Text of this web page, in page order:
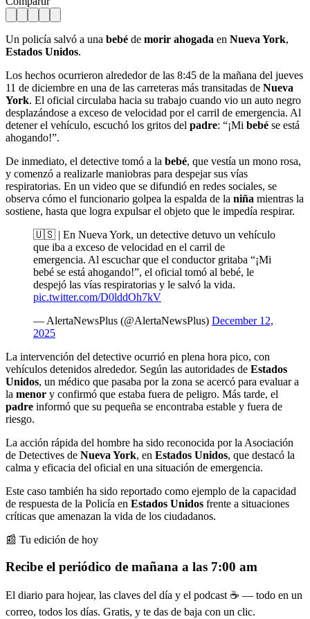
Un policía salvó a una bebé de morir ahogada en Nueva York,
Estados Unidos.
Los hechos ocurrieron alrededor de las 8:45 de la mañana del jueves
11 de diciembre en una de las carreteras más transitadas de Nueva
York. El oficial circulaba hacia su trabajo cuando vio un auto negro
desplazándose a exceso de velocidad por el carril de emergencia. Al
detener el vehículo, escuchó los gritos del padre: “¡Mi bebé se está
ahogando!”.
De inmediato, el detective tomó a la bebé, que vestía un mono rosa,
y comenzó a realizarle maniobras para despejar sus vías
respiratorias. En un video que se difundió en redes sociales, se
observa cómo el funcionario golpea la espalda de la niña mientras la
sostiene, hasta que logra expulsar el objeto que le impedía respirar.
🇺🇸 | En Nueva York, un detective detuvo un vehículo
que iba a exceso de velocidad en el carril de
emergencia. Al escuchar que el conductor gritaba “¡Mi
bebé se está ahogando!”, el oficial tomó al bebé, le
despejó las vías respiratorias y le salvó la vida.
pic.twitter.com/D0lddOh7kV
— AlertaNewsPlus (@AlertaNewsPlus) December 12,
2025
La intervención del detective ocurrió en plena hora pico, con
vehículos detenidos alrededor. Según las autoridades de Estados
Unidos, un médico que pasaba por la zona se acercó para evaluar a
la menor y confirmó que estaba fuera de peligro. Más tarde, el
padre informó que su pequeña se encontraba estable y fuera de
riesgo.
La acción rápida del hombre ha sido reconocida por la Asociación
de Detectives de Nueva York, en Estados Unidos, que destacó la
calma y eficacia del oficial en una situación de emergencia.
Este caso también ha sido reportado como ejemplo de la capacidad
de respuesta de la Policía en Estados Unidos frente a situaciones
críticas que amenazan la vida de los ciudadanos.
📰 Tu edición de hoy
Recibe el periódico de mañana a las 7:00 am
El diario para hojear, las claves del día y el podcast ☕ — todo en un
correo, todos los días. Gratis, y te das de baja con un clic.